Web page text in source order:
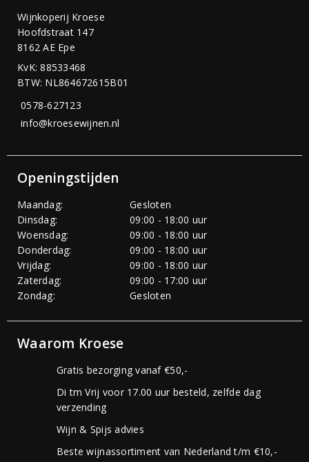
Wijnkoperij Kroese
Hoofdstraat 147
8162 AE Epe
KvK: 88533468
BTW: NL864672615B01
0578-627123
info@kroesewijnen.nl
Openingstijden
Maandag:
Gesloten
Dinsdag:
09:00 - 18:00 uur
Woensdag:
09:00 - 18:00 uur
Donderdag:
09:00 - 18:00 uur
Vrijdag:
09:00 - 18:00 uur
Zaterdag:
09:00 - 17:00 uur
Zondag:
Gesloten
Waarom Kroese
Gratis bezorging vanaf €50,-
Di tm Vrij voor 17.00 uur besteld, zelfde dag
verzending
Wijn & Spijs advies
Beste wijnassortiment van Nederland t/m €10,-